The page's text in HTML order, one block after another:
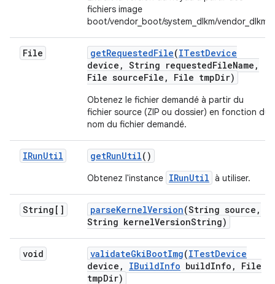
fichiers image
boot/vendor_boot/system_dlkm/vendor_dlkm.
File getRequestedFile(ITestDevice
device , String requestedFileName ,
File sourceFile , File tmpDir)
Obtenez le fichier demandé à partir du
fichier source (ZIP ou dossier) en fonction du
nom du fichier demandé.
IRunUtil getRunUtil()
Obtenez l'instance IRunUtil à utiliser.
String[] parseKernelVersion(String source ,
String kernelVersionString)
void validateGkiBootImg(ITestDevice
device , IBuildInfo buildInfo ,
File
tmpDir)